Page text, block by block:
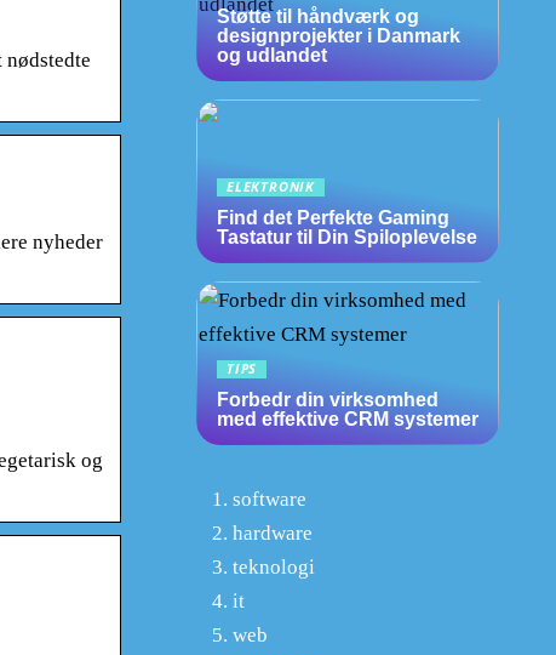
nyheder
og
Støtte til håndværk og
designprojekter i Danmark
og udlandet
ELEKTRONIK
Find det Perfekte Gaming
Tastatur til Din Spiloplevelse
TIPS
Forbedr din virksomhed
med effektive CRM systemer
software
hardware
teknologi
it
web